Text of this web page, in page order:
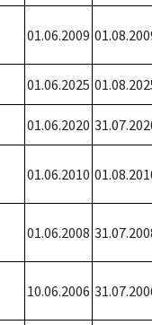
01.06.2009
01.06.2025
01.06.2020
01.06.2010
01.06.2008
10.06.2006